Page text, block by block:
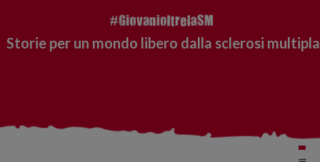
Storie per un mondo libero dalla sclerosi multipla